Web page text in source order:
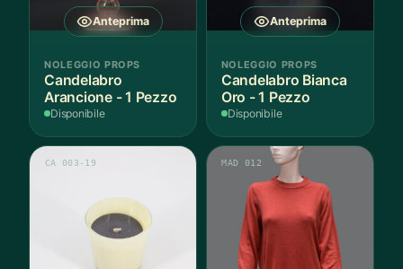
Anteprima
NOLEGGIO PROPS
Candelabro
Arancione - 1 Pezzo
Disponibile
Anteprima
NOLEGGIO PROPS
Candelabro Bianca
Oro - 1 Pezzo
Disponibile
CA 003-19 MAD 012